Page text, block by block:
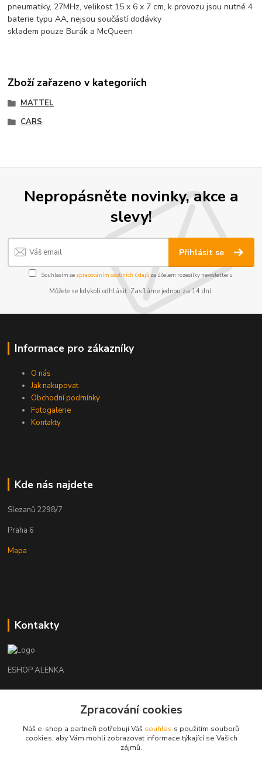
pneumatiky, 27MHz, velikost 15 x 6 x 7 cm, k provozu jsou nutné 4
baterie typu AA, nejsou součástí dodávky
skladem pouze Burák a McQueen
Zboží zařazeno v kategoriích
MATTEL
CARS
Nepropásněte novinky, akce a
slevy!
Přihlásit se
Souhlasím se zpracováním osobních údajůza účelem rozesílky newsletteru.
Můžete se kdykoli odhlásit. Zasíláme jednou za 14 dní.
Informace pro zákazníky
O nás
Jak nakupovat
Obchodní podmínky
Fotogalerie
Kontakty
Kde nás najdete
Slezanů 2298/7
Praha 6
Mapa
Kontakty
ESHOP ALENKA
+420602541312
orechovka@inmes.cz
Zpracování cookies
Náš e-shop a partneři potřebují Váš souhlas s použitím souborů
cookies, aby Vám mohli zobrazovat informace týkající se Vašich
zájmů.